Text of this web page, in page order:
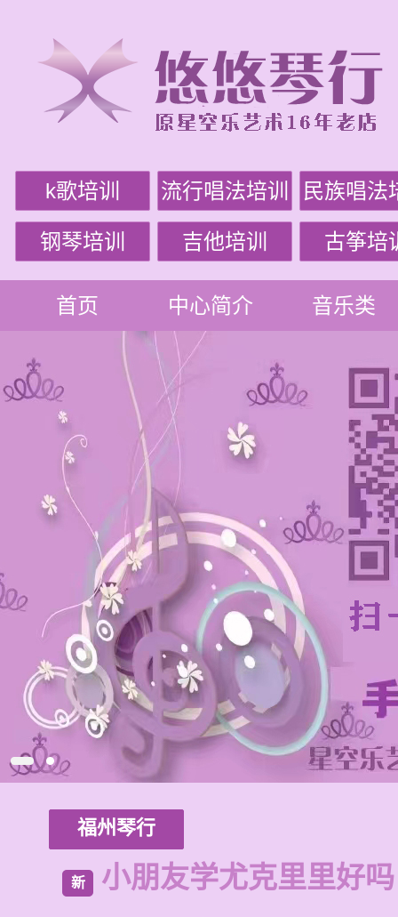
k歌培训 流行唱法培训 民族唱法
钢琴培训 吉他培训 古筝培
首页 中心简介 音乐类
福州琴行
新 小朋友学尤克里里好吗